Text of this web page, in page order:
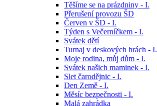
Těšíme se na prázdniny - I.
Přerušení provozu ŠD
Červen v ŠD - I.
Týden s Večerníčkem - I.
Svátek dětí
Turnaj v deskových hrách - I.
Moje rodina, můj dům - I.
Svátek našich maminek - I.
Slet čarodějnic - I.
Den Země - I.
Měsíc bezpečnosti - I.
Malá zahrádka